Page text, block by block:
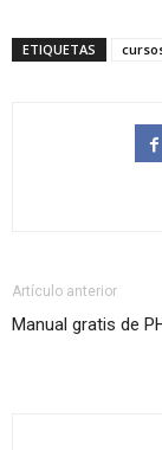
ETIQUETAS
Artículo anterior
Manual gratis de